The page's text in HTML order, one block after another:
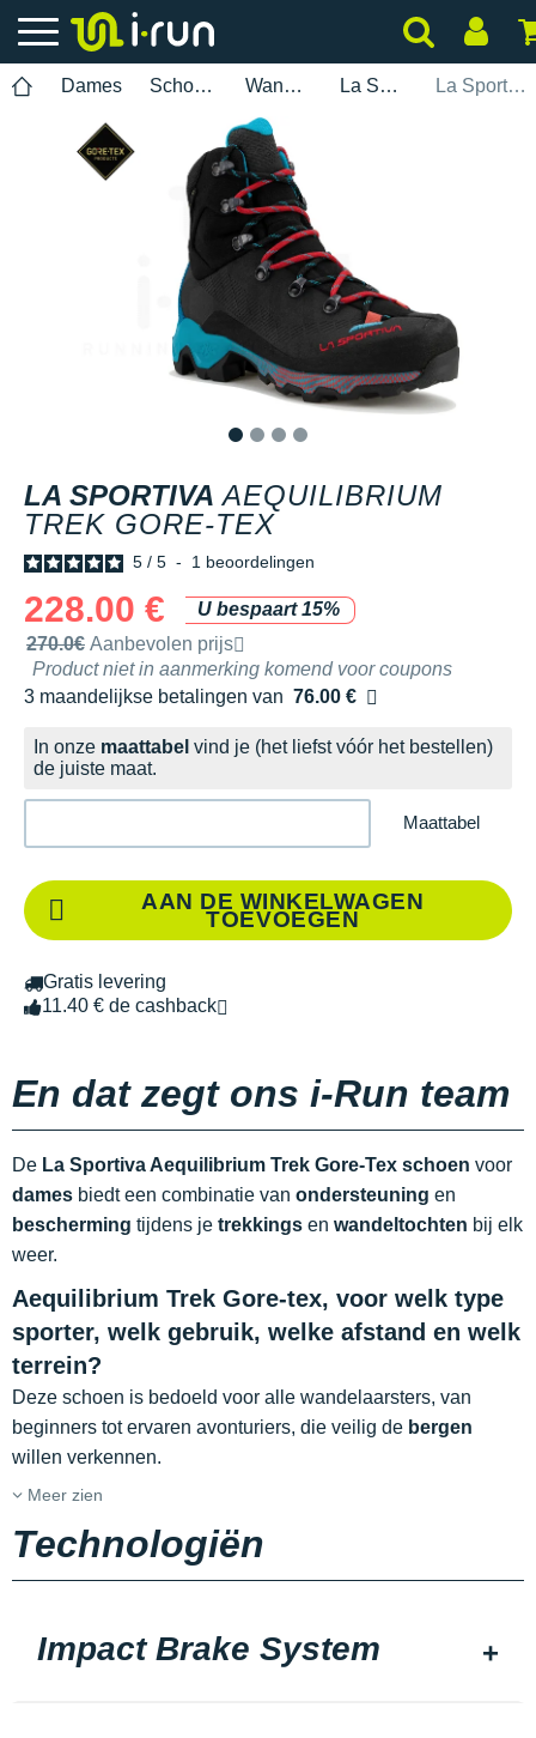
Dames Schoenen Wandelen La Sportiva La Sportiva Aequilibrium Trek Gore-Tex
LA SPORTIVA AEQUILIBRIUM
TREK GORE-TEX
5 / 5 - 1 beoordelingen
228.00 €
U bespaart 15%
Door het merk aanbevolen verkoopprijs
270.0€ Aanbevolen prijs
Product niet in aanmerking komend voor coupons
3 maandelijkse betalingen van 76.00 €
zonder kosten
In onze maattabel vind je (het liefst vóór het bestellen)
de juiste maat.
Maattabel
AAN DE WINKELWAGEN
TOEVOEGEN
Gratis levering
11.40 € de cashback
En dat zegt ons i-Run team
De La Sportiva Aequilibrium Trek Gore-Tex schoen voor
dames biedt een combinatie van ondersteuning en
bescherming tijdens je trekkings en wandeltochten bij elk
weer.
Aequilibrium Trek Gore-tex, voor welk type
sporter, welk gebruik, welke afstand en welk
terrein?
Deze schoen is bedoeld voor alle wandelaarsters, van
beginners tot ervaren avonturiers, die veilig de bergen
willen verkennen.
Meer zien
Technologiën
Impact Brake System